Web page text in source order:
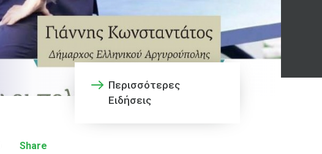
Share
Περισσότερες
Ειδήσεις